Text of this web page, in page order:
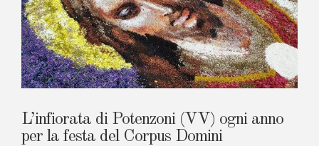
L’infiorata di Potenzoni (VV) ogni anno
per la festa del Corpus Domini